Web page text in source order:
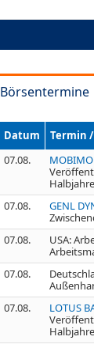
Börsentermine
Datum
Termin
07.08.
07.08.
GENL
07.08.
USA:
07.08.
07.08.
LOTUS